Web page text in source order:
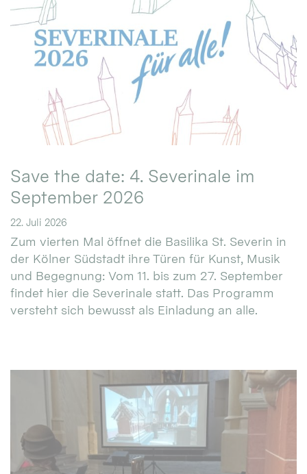
Save the date: 4. Severinale im
September 2026
22. Juli 2026
Zum vierten Mal öffnet die Basilika St. Severin in
der Kölner Südstadt ihre Türen für Kunst, Musik
und Begegnung: Vom 11. bis zum 27. September
findet hier die Severinale statt. Das Programm
versteht sich bewusst als Einladung an alle.